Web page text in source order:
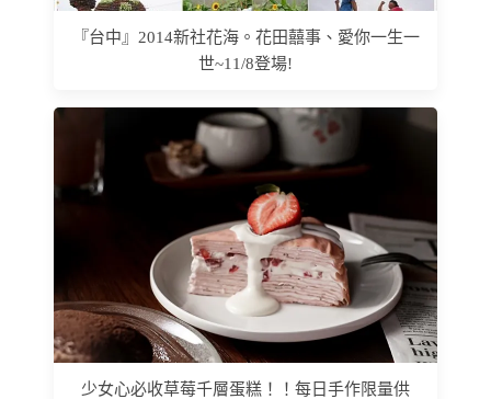
『台中』2014新社花海。花田囍事、愛你一生一
世~11/8登場!
少女心必收草莓千層蛋糕！！每日手作限量供